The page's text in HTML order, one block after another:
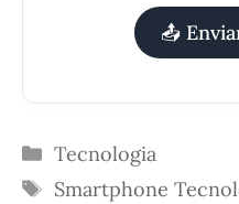
📤
Categorias
Tecnologia
Etiquetas
Smartphone